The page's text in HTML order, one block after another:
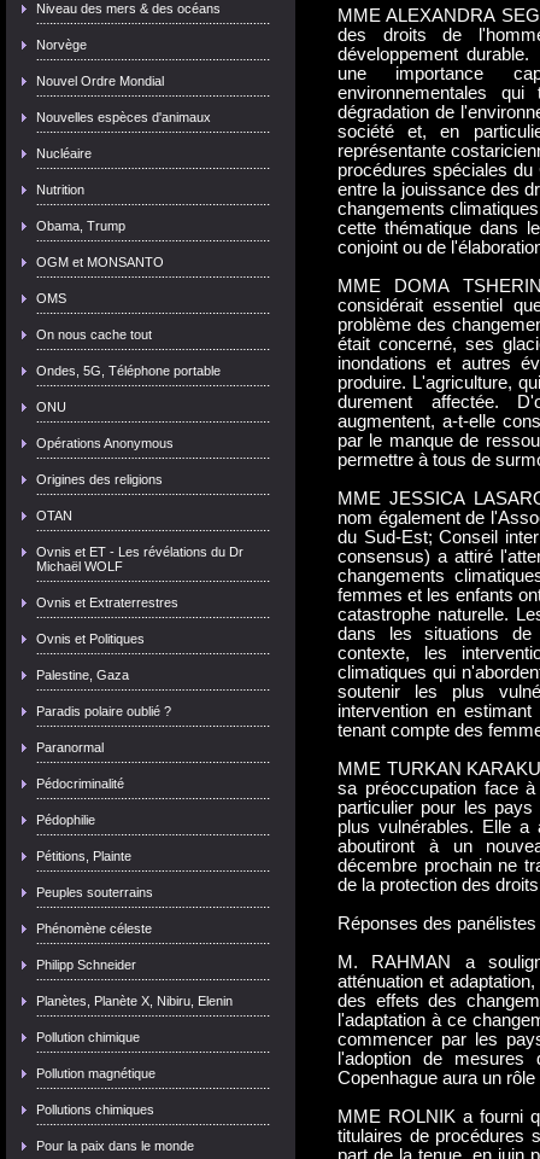
Niveau des mers & des océans
Norvège
Nouvel Ordre Mondial
Nouvelles espèces d'animaux
Nucléaire
Nutrition
Obama, Trump
OGM et MONSANTO
OMS
On nous cache tout
Ondes, 5G, Téléphone portable
ONU
Opérations Anonymous
Origines des religions
OTAN
Ovnis et ET - Les révélations du Dr
Michaël WOLF
Ovnis et Extraterrestres
Ovnis et Politiques
Palestine, Gaza
Paradis polaire oublié ?
Paranormal
Pédocriminalité
Pédophilie
Pétitions, Plainte
Peuples souterrains
Phénomène céleste
Philipp Schneider
Planètes, Planète X, Nibiru, Elenin
Pollution chimique
Pollution magnétique
Pollutions chimiques
Pour la paix dans le monde
MME ALEXANDRA
des droits de
développement
une importance
environnementales
dégradation de
société et, en
représentante
procédures spéciales
entre la jouissance des
changements
cette thématique dans
conjoint ou de
MME DOMA
considérait essentiel
problème des
était concerné, ses
inondations et autres
produire. L'agriculture,
durement affectée.
augmentent, a-t-elle
par le manque de
permettre à tous de
MME JESSICA
nom également de
du Sud-Est; Conseil
consensus) a attiré
changements
femmes et les enfants
catastrophe naturelle.
dans les situations de
contexte, les
climatiques qui
soutenir les plus
intervention en
tenant compte des
MME TURKAN
sa préoccupation face
particulier pour les
plus vulnérables. Elle a
aboutiront à un
décembre prochain ne
de la protection des
Réponses des panélistes
M. RAHMAN a
atténuation et
des effets des
l'adaptation à ce
commencer par les
l'adoption de mesures
Copenhague aura un
MME ROLNIK a fourni
titulaires de procédures